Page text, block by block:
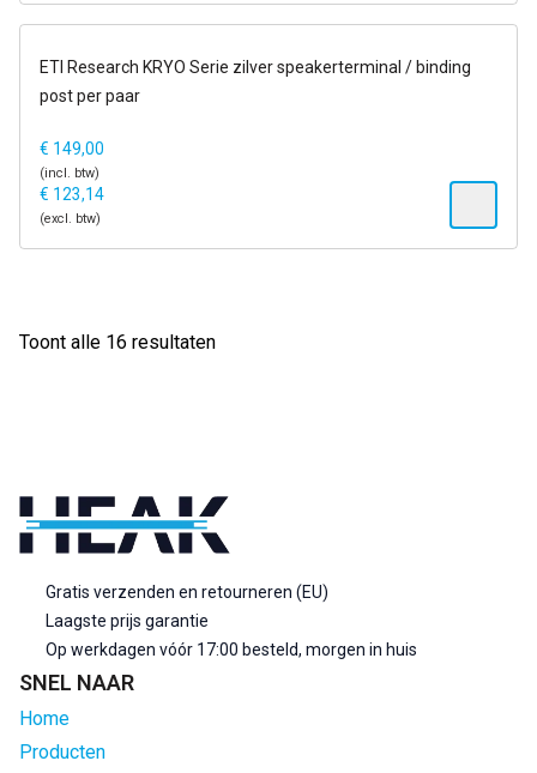
1-2 dagen
ETI Research KRYO Serie zilver speakerterminal / binding
post per paar
€ 149,00
(incl. btw)
€ 123,14
(excl. btw)
Toont alle 16 resultatenGesorteerd
Gratis verzenden en retourneren (EU)
Laagste prijs garantie
Op werkdagen vóór 17:00 besteld, morgen in huis
SNEL NAAR
Home
Producten